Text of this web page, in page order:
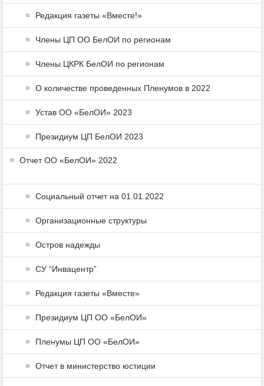
Редакция газеты «Вместе!»
Члены ЦП ОО БелОИ по регионам
Члены ЦКРК БелОИ по регионам
О количестве проведенных Пленумов в 2022
Устав ОО «БелОИ» 2023
Президиум ЦП БелОИ 2023
Отчет ОО «БелОИ» 2022
Социальный отчет на 01.01.2022
Организационные структуры
Остров надежды
СУ “Инвацентр”
Редакция газеты «Вместе»
Президиум ЦП ОО «БелОИ»
Пленумы ЦП ОО «БелОИ»
Отчет в министерство юстиции